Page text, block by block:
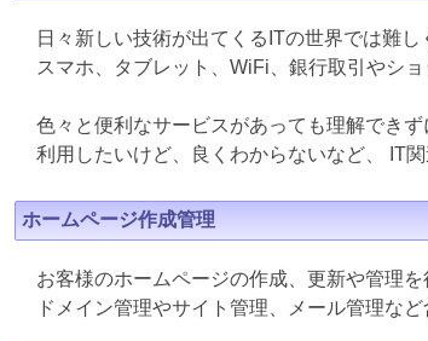
日々新しい技術が出てくるITの世界では難し
スマホ、タブレット、WiFi、銀行取引やシ
色々と便利なサービスがあっても理解でき
利用したいけど、良くわからないなど、 IT
ホームページ作成管理
お客様のホームページの作成、更新や管理を
ドメイン管理やサイト管理、メール管理な